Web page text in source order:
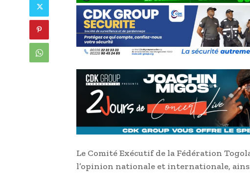
Le Comité Exécutif de la Fédération
l’opinion nationale et internationale,